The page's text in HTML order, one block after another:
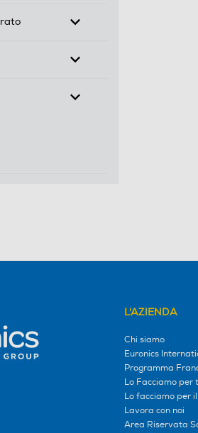
false
L'AZIENDA
Chi siamo
Euronics
Programma
Lo Facciamo per
Lo facciamo per
Lavora con noi
Area Riservata